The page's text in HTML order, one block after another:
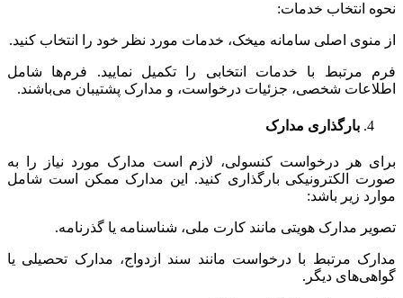
نحوه انتخاب خدمات:
از منوی اصلی سامانه میخک، خدمات مورد نظر خود را انتخاب کنید.
فرم مرتبط با خدمات انتخابی را تکمیل نمایید. فرم‌ها شامل
اطلاعات شخصی، جزئیات درخواست، و مدارک پشتیبان می‌باشند.
بارگذاری مدارک
برای هر درخواست کنسولی، لازم است مدارک مورد نیاز را به
صورت الکترونیکی بارگذاری کنید. این مدارک ممکن است شامل
موارد زیر باشد:
تصویر مدارک هویتی مانند کارت ملی، شناسنامه یا گذرنامه.
مدارک مرتبط با درخواست مانند سند ازدواج، مدارک تحصیلی یا
گواهی‌های دیگر.